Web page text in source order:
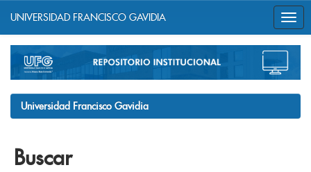
navigation
UNIVERSIDAD FRANCISCO GAVIDIA
Universidad Francisco Gavidia
Buscar